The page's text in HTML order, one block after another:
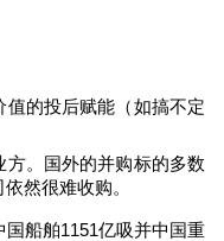
的投后赋能（如搞不定
。国外的并购标的多数
然很难收购。
国船舶1151亿吸并中国重